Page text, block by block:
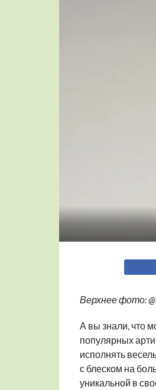
Верхнее фото:
А вы знали, что
популярных
исполнять
с блеском на
уникальной в